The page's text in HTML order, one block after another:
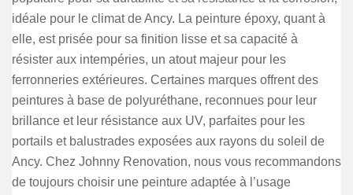
idéale pour le climat de Ancy. La peinture époxy, quant à
elle, est prisée pour sa finition lisse et sa capacité à
résister aux intempéries, un atout majeur pour les
ferronneries extérieures. Certaines marques offrent des
peintures à base de polyuréthane, reconnues pour leur
brillance et leur résistance aux UV, parfaites pour les
portails et balustrades exposées aux rayons du soleil de
Ancy. Chez Johnny Renovation, nous vous recommandons
de toujours choisir une peinture adaptée à l’usage